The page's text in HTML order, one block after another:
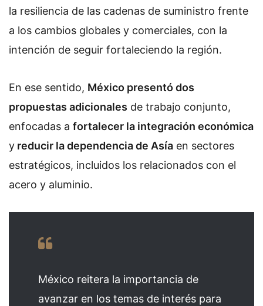
la resiliencia de las cadenas de suministro frente
a los cambios globales y comerciales, con la
intención de seguir fortaleciendo la región.
En ese sentido, México presentó dos
propuestas adicionales de trabajo conjunto,
enfocadas a fortalecer la integración económica
y reducir la dependencia de Asía en sectores
estratégicos, incluidos los relacionados con el
acero y aluminio.
México reitera la importancia de
avanzar en los temas de interés para